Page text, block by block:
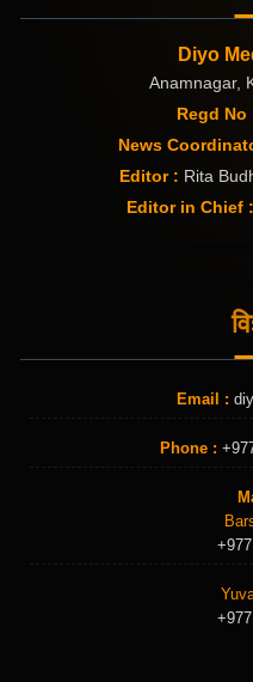
Diyo
Anamnagar,
Regd No
News
Editor : Rita
Editor in Chief :
Email :
Phone :